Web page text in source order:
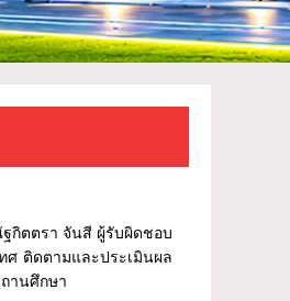
กิตตรา จันสี ผู้รับผิดชอบ
ศ ติดตามและประเมินผล
านศึกษา